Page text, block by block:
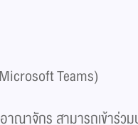
Teams)
ณาจักร สามารถเข้าร่วม